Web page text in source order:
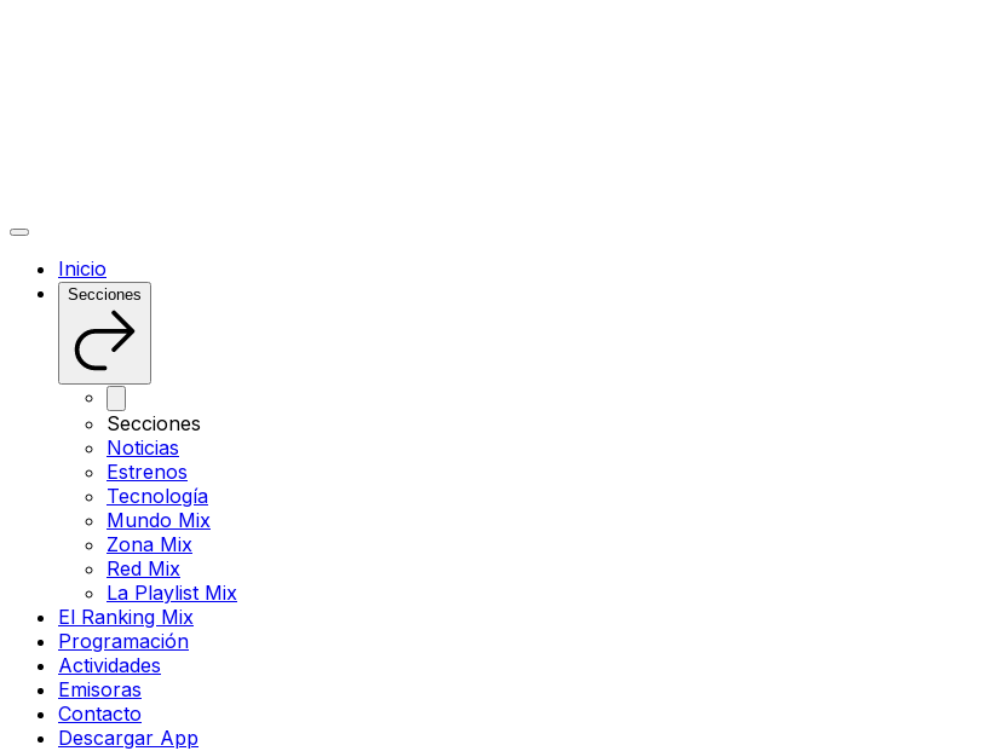
Inicio
Secciones
Secciones
Noticias
Estrenos
Tecnología
Mundo Mix
Zona Mix
Red Mix
La Playlist Mix
El Ranking Mix
Programación
Actividades
Emisoras
Contacto
Descargar App